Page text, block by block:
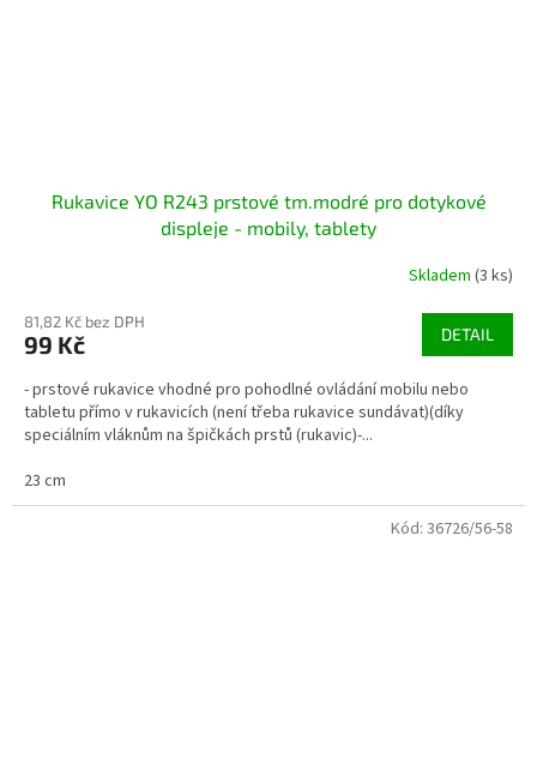
Rukavice YO R243 prstové tm.modré pro dotykové
displeje - mobily, tablety
Skladem (3 ks)
81,82 Kč bez DPH
99 Kč DETAIL
- prstové rukavice vhodné pro pohodlné ovládání mobilu nebo
tabletu přímo v rukavicích (není třeba rukavice sundávat)(díky
speciálním vláknům na špičkách prstů (rukavic)-...
23 cm
Kód: 36726/56-58